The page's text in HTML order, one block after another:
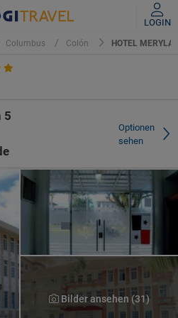
LOGIN
Columbus Colón HOTEL
Optionen
sehen
Bilder ansehen (31)